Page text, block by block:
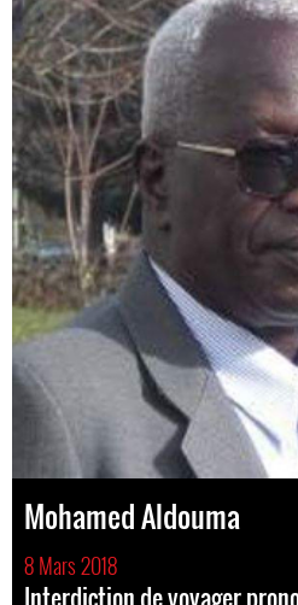
Mohamed Aldouma
8 Mars 2018
Interdiction de voyager